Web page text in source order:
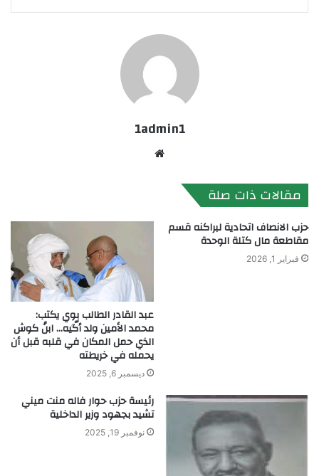
1admin1
مقالات ذات صلة
حزب الانصاف اتحادية لبراكنه قسم
مقاطعة مال كتلة الوحدة
فبراير 1, 2026
عبد القادر الطالب بوي يكتب:
محمد الأمين ولد أگّيه… ابنُ كوش
الذي حمل المكان في قلبه قبل أن
يحمله في خريطته
ديسمبر 6, 2025
رئيسة حزب حوار فاله منت ميني
تشيد بجهود وزير الداخلية
نوفمبر 19, 2025